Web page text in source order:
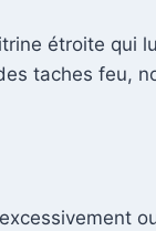
étroite qui
taches feu,